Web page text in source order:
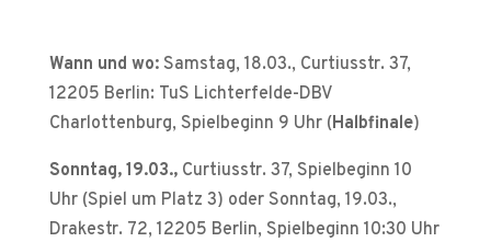
Wann und wo: Samstag, 18.03., Curtiusstr. 37,
12205 Berlin: TuS Lichterfelde-DBV
Charlottenburg, Spielbeginn 9 Uhr (Halbfinale)
Sonntag, 19.03.,Curtiusstr. 37, Spielbeginn 10
Uhr (Spiel um Platz 3) oder Sonntag, 19.03.,
Drakestr. 72, 12205 Berlin, Spielbeginn 10:30 Uhr